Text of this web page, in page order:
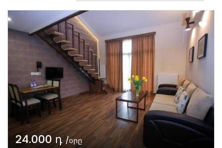
24.000 դ/օրը